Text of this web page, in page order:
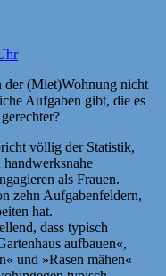
der (Miet)Wohnung nicht
Aufgaben gibt, die es
völlig der Statistik,
handwerksnahe
als Frauen.
zehn Aufgabenfeldern,
hat.
dass typisch
aufbauen«,
und »Rasen mähen«